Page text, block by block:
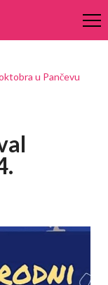
u Pančevu